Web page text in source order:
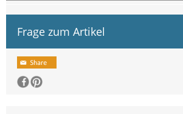
Frage zum Artikel